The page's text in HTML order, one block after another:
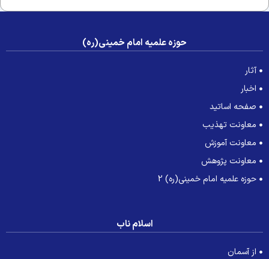
حوزه علمیه امام خمینی(ره)
آثار
اخبار
صفحه اساتید
معاونت تهذیب
معاونت آموزش
معاونت پژوهش
حوزه علمیه امام خمینی(ره) 2
اسلام ناب
از آسمان